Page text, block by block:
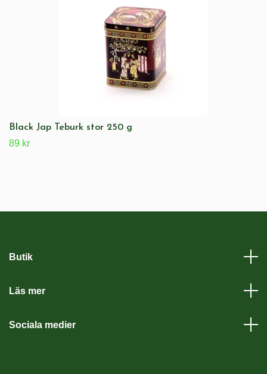
Black Jap Teburk stor 250 g
89 kr
Butik
Läs mer
Sociala medier